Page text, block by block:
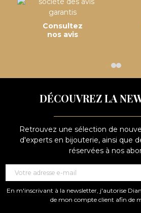
Consultez
nos avis
DÉCOUVREZ LA
Retrouvez une sélection de
d'experts en bijouterie, ainsi que
réservées à nos
En m'inscrivant à la newsletter, j'autorise
de mon compte client afin de